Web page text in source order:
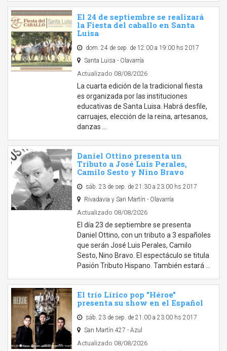
El 24 de septiembre se realizará
la Fiesta del caballo en Santa
Luisa
dom. 24 de sep. de 12:00 a 19:00 hs 2017
Santa Luisa - Olavarría
Actualizado 08/08/2026
La cuarta edición de la tradicional fiesta
es organizada por las instituciones
educativas de Santa Luisa. Habrá desfile,
carruajes, elección de la reina, artesanos,
danzas …
Daniel Ottino presenta un
Tributo a José Luis Perales,
Camilo Sesto y Nino Bravo
sáb. 23 de sep. de 21:30 a 23:00 hs 2017
Rivadavia y San Martín - Olavarría
Actualizado 08/08/2026
El día 23 de septiembre se presenta
Daniel Ottino, con un tributo a 3 españoles
que serán José Luis Perales, Camilo
Sesto, Nino Bravo. El espectáculo se titula
Pasión Tributo Hispano. También estará …
El trío Lírico pop "Héroe"
presenta su show en el Español
sáb. 23 de sep. de 21:00 a 23:00 hs 2017
San Martín 427 - Azul
Actualizado 08/08/2026